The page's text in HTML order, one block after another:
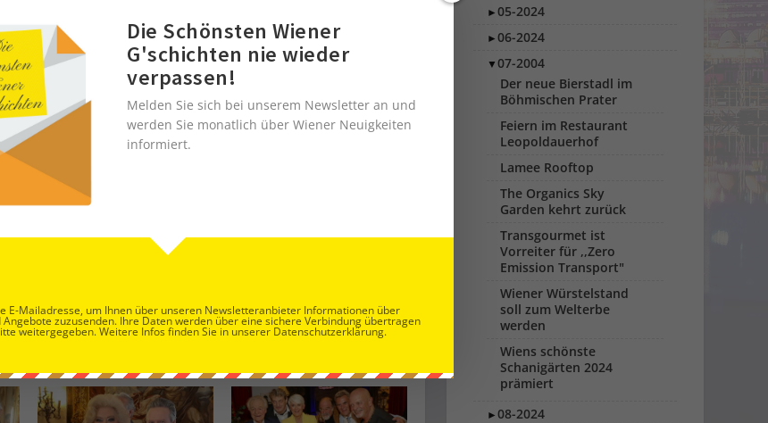
Feiern im Restaurant Leopoldauerhof
►05-2024
►06-2024
▼07-2004
Der neue Bierstadl im
Böhmischen Prater
Feiern im Restaurant
Leopoldauerhof
Lamee Rooftop
The Organics Sky
Garden kehrt zurück
Transgourmet ist
Vorreiter für ,,Zero
Emission Transport"
Wiener Würstelstand
soll zum Welterbe
werden
Wiens schönste
Schanigärten 2024
prämiert
►08-2024
Die Schönsten Wiener
G'schichten nie wieder
verpassen!
Melden Sie sich bei unserem Newsletter an und
werden Sie monatlich über Wiener Neuigkeiten
informiert.
E-Mailadresse, um Ihnen über unseren Newsletteranbieter Informationen über
zuzusenden. Ihre Daten werden über eine sichere Verbindung übertragen
weitergegeben. Weitere Infos finden Sie in unserer Datenschutzerklärung.